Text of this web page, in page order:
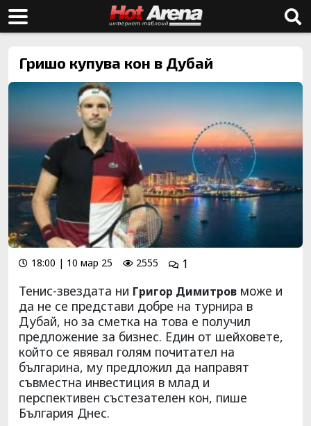
Гришо купува кон в Дубай
18:00 | 10 мар 25 2555 1
Тенис-звездата ни Григор Димитров може и
да не се представи добре на турнира в
Дубай, но за сметка на това е получил
предложение за бизнес. Един от шейховете,
който се явявал голям почитател на
българина, му предложил да направят
съвместна инвестиция в млад и
перспективен състезателен кон, пише
България Днес.